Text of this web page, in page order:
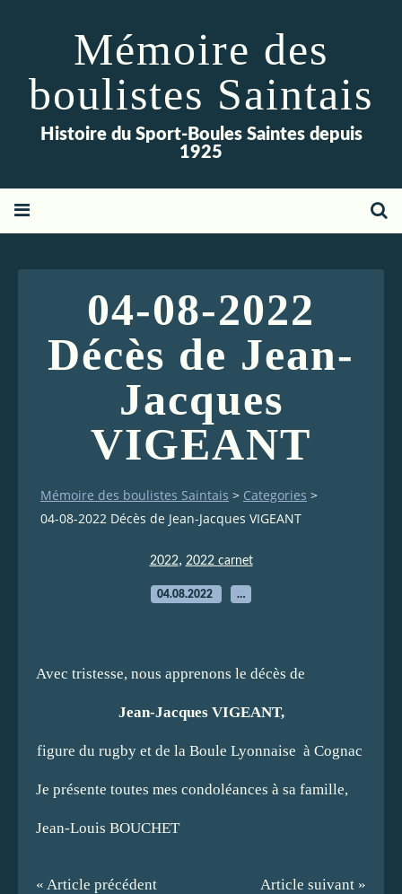
Mémoire des
boulistes Saintais
Histoire du Sport-Boules Saintes depuis
1925
04-08-2022
Décès de Jean-
Jacques
VIGEANT
Mémoire des boulistes Saintais > Categories >
04-08-2022 Décès de Jean-Jacques VIGEANT
2022, 2022 carnet
04.08.2022 …
Avec tristesse, nous apprenons le décès de
Jean-Jacques VIGEANT,
figure du rugby et de la Boule Lyonnaise à Cognac
Je présente toutes mes condoléances à sa famille,
Jean-Louis BOUCHET
« Article précédent Article suivant »